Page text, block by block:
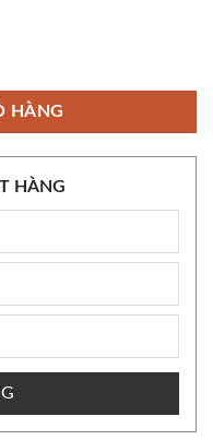
nam chống xuất tinh sớm số
HÀNG
HÀNG